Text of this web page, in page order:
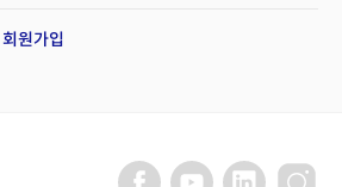
회원가입